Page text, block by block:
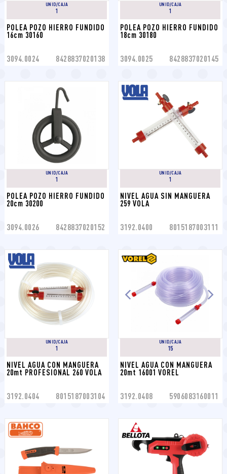
UNID/CAJA
1
POLEA POZO HIERRO FUNDIDO
16cm 30160
3094.0024 8428837020138
UNID/CAJA
1
POLEA POZO HIERRO FUNDIDO
18cm 30180
3094.0025 8428837020145
UNID/CAJA
1
POLEA POZO HIERRO FUNDIDO
20cm 30200
3094.0026 8428837020152
UNID/CAJA
1
NIVEL AGUA SIN MANGUERA
259 VOLA
3192.0400 8015187003111
UNID/CAJA
1
NIVEL AGUA CON MANGUERA
20mt PROFESIONAL 260 VOLA
3192.0404 8015187003104
UNID/CAJA
15
NIVEL AGUA CON MANGUERA
20mt 16001 VOREL
3192.0408 5906083160011